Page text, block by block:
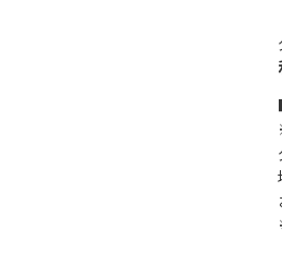
縄と言えば海！ホテル目の前はプラ
室和洋室なので小さなお子様連れの